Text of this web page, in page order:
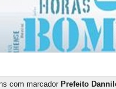
com marcador Prefeito